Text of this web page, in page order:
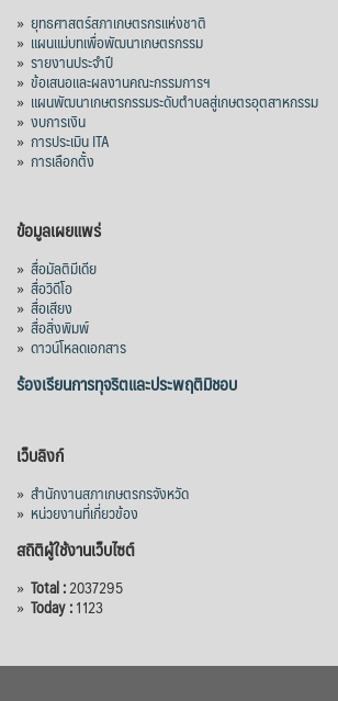
» ยุทธศาสตร์สภาเกษตรกรแห่งชาติ
» แผนแม่บทเพื่อพัฒนาเกษตรกรรม
» รายงานประจำปี
» ข้อเสนอและผลงานคณะกรรมการฯ
» แผนพัฒนาเกษตรกรรมระดับตำบลสู่เกษตรอุตสาหกรรม
» งบการเงิน
» การประเมิน ITA
» การเลือกตั้ง
ข้อมูลเผยแพร่
» สื่อมัลติมีเดีย
» สื่อวิดีโอ
» สื่อเสียง
» สื่อสิ่งพิมพ์
» ดาวน์โหลดเอกสาร
ร้องเรียนการทุจริตและประพฤติมิชอบ
เว็บลิงก์
» สำนักงานสภาเกษตรกรจังหวัด
» หน่วยงานที่เกี่ยวข้อง
สถิติผู้ใช้งานเว็บไซต์
» Total :2037295
» Today :1123